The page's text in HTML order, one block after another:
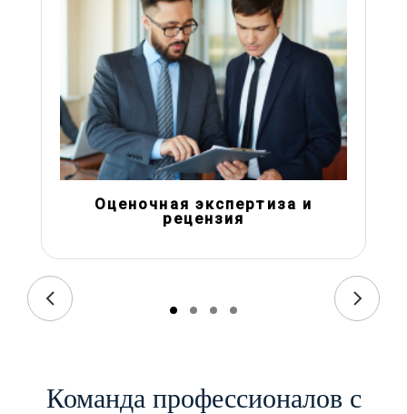
Оценочная экспертиза и
рецензия
Команда профессионалов с